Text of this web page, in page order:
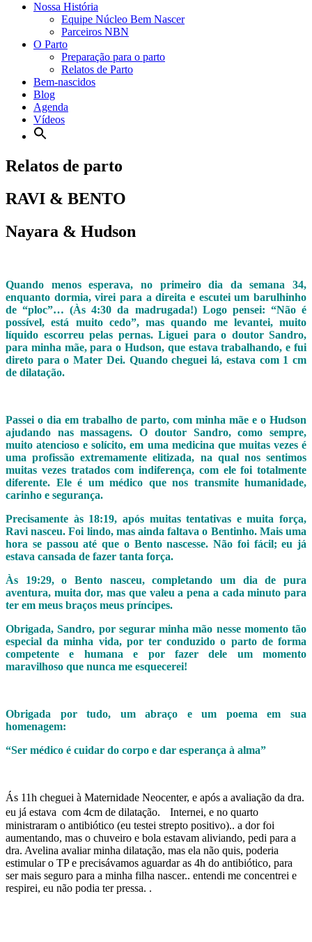
Nossa História
Equipe Núcleo Bem Nascer
Parceiros NBN
O Parto
Preparação para o parto
Relatos de Parto
Bem-nascidos
Blog
Agenda
Vídeos
Relatos de parto
RAVI & BENTO
Nayara & Hudson
Quando menos esperava, no primeiro dia da semana 34,
enquanto dormia, virei para a direita e escutei um barulhinho
de “ploc”… (Às 4:30 da madrugada!) Logo pensei: “Não é
possível, está muito cedo”, mas quando me levantei, muito
líquido escorreu pelas pernas. Liguei para o doutor Sandro,
para minha mãe, para o Hudson, que estava trabalhando, e fui
direto para o Mater Dei. Quando cheguei lá, estava com 1 cm
de dilatação.
Passei o dia em trabalho de parto, com minha mãe e o Hudson
ajudando nas massagens. O doutor Sandro, como sempre,
muito atencioso e solícito, em uma medicina que muitas vezes é
uma profissão extremamente elitizada, na qual nos sentimos
muitas vezes tratados com indiferença, com ele foi totalmente
diferente. Ele é um médico que nos transmite humanidade,
carinho e segurança.
Precisamente às 18:19, após muitas tentativas e muita força,
Ravi nasceu. Foi lindo, mas ainda faltava o Bentinho. Mais uma
hora se passou até que o Bento nascesse. Não foi fácil; eu já
estava cansada de fazer tanta força.
Às 19:29, o Bento nasceu, completando um dia de pura
aventura, muita dor, mas que valeu a pena a cada minuto para
ter em meus braços meus príncipes.
Obrigada, Sandro, por segurar minha mão nesse momento tão
especial da minha vida, por ter conduzido o parto de forma
competente e humana e por fazer dele um momento
maravilhoso que nunca me esquecerei!
Obrigada por tudo, um abraço e um poema em sua
homenagem:
“Ser médico é cuidar do corpo e dar esperança à alma”
Ás 11h cheguei à Maternidade Neocenter, e após a avaliação da dra.
eu já estava com 4cm de dilatação. Internei, e no quarto
ministraram o antibiótico (eu testei strepto positivo).. a dor foi
aumentando, mas o chuveiro e bola estavam aliviando, pedi para a
dra. Avelina avaliar minha dilatação, mas ela não quis, poderia
estimular o TP e precisávamos aguardar as 4h do antibiótico, para
ser mais seguro para a minha filha nascer.. entendi me concentrei e
respirei, eu não podia ter pressa. .